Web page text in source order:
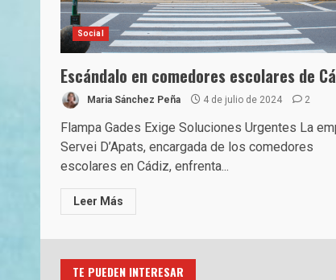
Social
Escándalo en comedores escolares de
Maria Sánchez Peña 4 de julio de 2024 2
Flampa Gades Exige Soluciones Urgentes La
Servei D’Apats, encargada de los comedores
escolares en Cádiz, enfrenta...
Leer Más
TE PUEDEN INTERESAR